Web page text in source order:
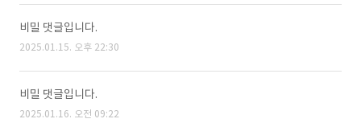
비밀 댓글입니다.
2025.01.15. 오후 22:30
비밀 댓글입니다.
2025.01.16. 오전 09:22